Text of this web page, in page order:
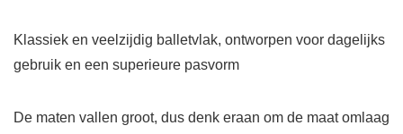
Klassiek en veelzijdig balletvlak, ontworpen voor dagelijks
gebruik en een superieure pasvorm
De maten vallen groot, dus denk eraan om de maat omlaag